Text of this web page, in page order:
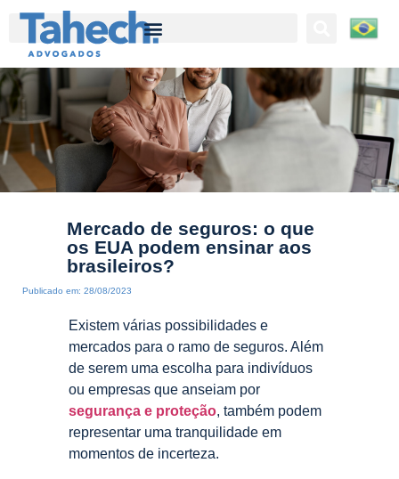
Mercado de seguros: o que
os EUA podem ensinar aos
brasileiros?
Publicado em: 28/08/2023
Existem várias possibilidades e
mercados para o ramo de seguros. Além
de serem uma escolha para indivíduos
ou empresas que anseiam por
segurança e proteção, também podem
representar uma tranquilidade em
momentos de incerteza.